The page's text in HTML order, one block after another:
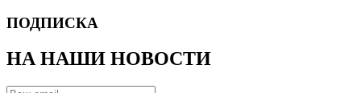
ПОДПИСКА
НА НАШИ НОВОСТИ